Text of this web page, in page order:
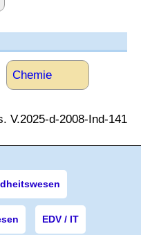
Chemie
V.2025-d-2008-Ind-141
EDV / IT